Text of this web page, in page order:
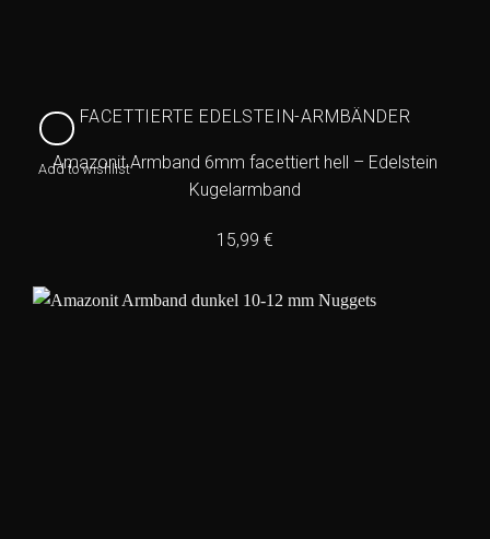
Add to wishlist
FACETTIERTE EDELSTEIN-ARMBÄNDER
Amazonit Armband 6mm facettiert hell – Edelstein
Kugelarmband
15,99 €